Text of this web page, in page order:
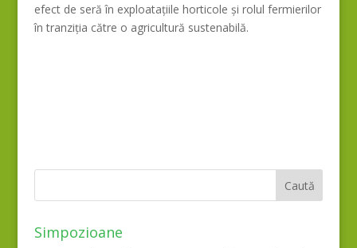
efect de seră în exploatațiile horticole și rolul fermierilor
în tranziția către o agricultură sustenabilă.
Simpozioane